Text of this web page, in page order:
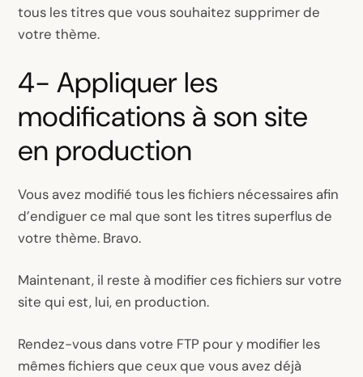
tous les titres que vous souhaitez supprimer de
votre thème.
4- Appliquer les
modifications à son site
en production
Vous avez modifié tous les fichiers nécessaires afin
d’endiguer ce mal que sont les titres superflus de
votre thème. Bravo.
Maintenant, il reste à modifier ces fichiers sur votre
site qui est, lui, en production.
Rendez-vous dans votre FTP pour y modifier les
mêmes fichiers que ceux que vous avez déjà